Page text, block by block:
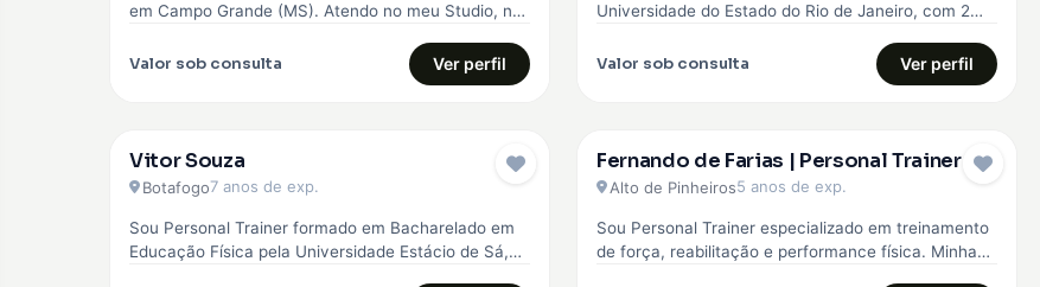
em Campo Grande (MS). Atendo no meu Studio, no
Valor sob consulta Ver perfil
Universidade do Estado do Rio de Janeiro, com 2
Valor sob consulta Ver perfil
Vitor Souza
Botafogo7 anos de exp.
Sou Personal Trainer formado em Bacharelado em
Educação Física pela Universidade Estácio de Sá,
Fernando de Farias | Personal Trainer
Alto de Pinheiros5 anos de exp.
Sou Personal Trainer especializado em treinamento
de força, reabilitação e performance física. Minha